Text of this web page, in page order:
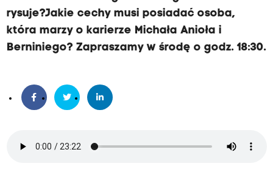
rysuje?Jakie cechy musi posiadać osoba,
która marzy o karierze Michała Anioła i
Berniniego? Zapraszamy w środę o godz. 18:30.